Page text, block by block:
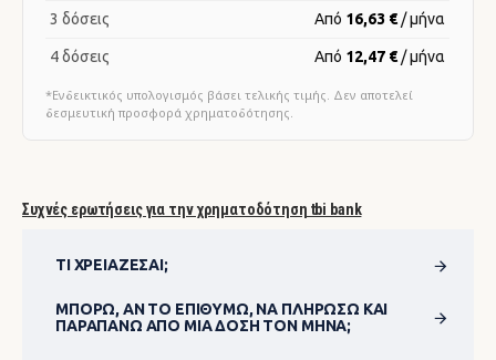
Συχνές ερωτήσεις για την χρηματοδότηση tbi bank
ΤΙ ΧΡΕΙΆΖΕΣΑΙ;
ΜΠΟΡΏ, ΑΝ ΤΟ ΕΠΙΘΥΜΏ, ΝΑ ΠΛΗΡΏΣΩ ΚΑΙ
ΠΑΡΑΠΆΝΩ ΑΠΌ ΜΊΑ ΔΌΣΗ ΤΟΝ ΜΉΝΑ;
3 δόσεις Από 16,63 € / μήνα
4 δόσεις Από 12,47 € / μήνα
*Ενδεικτικός υπολογισμός βάσει τελικής τιμής. Δεν αποτελεί
δεσμευτική προσφορά χρηματοδότησης.